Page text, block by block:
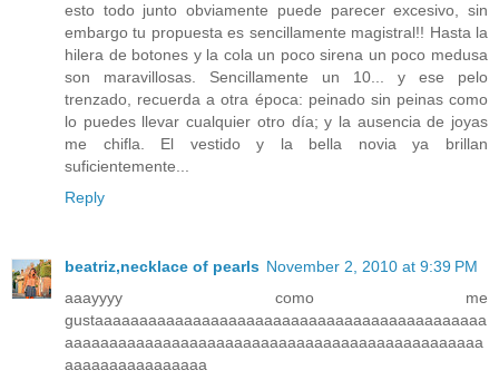
esto todo junto obviamente puede parecer excesivo, sin
embargo tu propuesta es sencillamente magistral!! Hasta la
hilera de botones y la cola un poco sirena un poco medusa
son maravillosas. Sencillamente un 10... y ese pelo
trenzado, recuerda a otra época: peinado sin peinas como
lo puedes llevar cualquier otro día; y la ausencia de joyas
me chifla. El vestido y la bella novia ya brillan
suficientemente...
Reply
beatriz,necklace of pearls November 2, 2010 at 9:39 PM
aaayyyy como me
gustaaaaaaaaaaaaaaaaaaaaaaaaaaaaaaaaaaaaaaaaaaaa
aaaaaaaaaaaaaaaaaaaaaaaaaaaaaaaaaaaaaaaaaaaaaaa
aaaaaaaaaaaaaaaa